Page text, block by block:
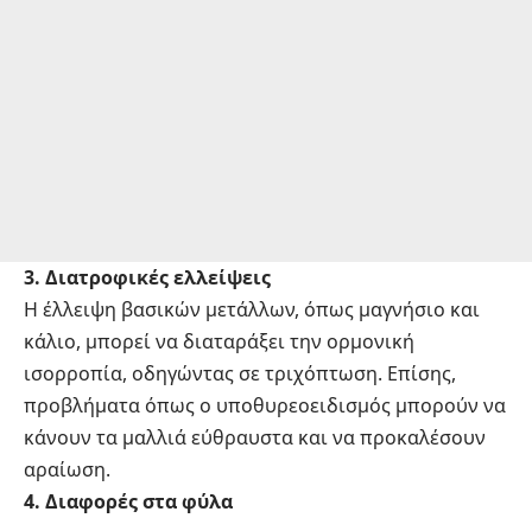
3. Διατροφικές ελλείψεις
Η έλλειψη βασικών μετάλλων, όπως μαγνήσιο και
κάλιο, μπορεί να διαταράξει την ορμονική
ισορροπία, οδηγώντας σε τριχόπτωση. Επίσης,
προβλήματα όπως ο υποθυρεοειδισμός μπορούν να
κάνουν τα μαλλιά εύθραυστα και να προκαλέσουν
αραίωση.
4. Διαφορές στα φύλα